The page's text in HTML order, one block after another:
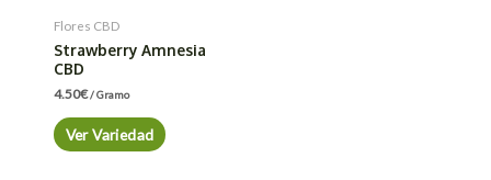
Flores CBD
Strawberry Amnesia
CBD
4.50€/ Gramo
Ver Variedad